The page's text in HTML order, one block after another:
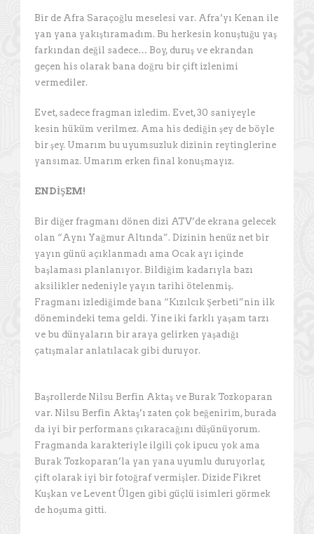
Bir de Afra Saraçoğlu meselesi var. Afra’yı Kenan ile
yan yana yakıştıramadım. Bu herkesin konuştuğu yaş
farkından değil sadece… Boy, duruş ve ekrandan
geçen his olarak bana doğru bir çift izlenimi
vermediler.
Evet, sadece fragman izledim. Evet, 30 saniyeyle
kesin hüküm verilmez. Ama his dediğin şey de böyle
bir şey. Umarım bu uyumsuzluk dizinin reytinglerine
yansımaz. Umarım erken final konuşmayız.
ENDİŞEM!
Bir diğer fragmanı dönen dizi ATV’de ekrana gelecek
olan “Aynı Yağmur Altında”. Dizinin henüz net bir
yayın günü açıklanmadı ama Ocak ayı içinde
başlaması planlanıyor. Bildiğim kadarıyla bazı
aksilikler nedeniyle yayın tarihi ötelenmiş.
Fragmanı izlediğimde bana “Kızılcık Şerbeti”nin ilk
dönemindeki tema geldi. Yine iki farklı yaşam tarzı
ve bu dünyaların bir araya gelirken yaşadığı
çatışmalar anlatılacak gibi duruyor.
Başrollerde Nilsu Berfin Aktaş ve Burak Tozkoparan
var. Nilsu Berfin Aktaş’ı zaten çok beğenirim, burada
da iyi bir performans çıkaracağını düşünüyorum.
Fragmanda karakteriyle ilgili çok ipucu yok ama
Burak Tozkoparan’la yan yana uyumlu duruyorlar,
çift olarak iyi bir fotoğraf vermişler. Dizide Fikret
Kuşkan ve Levent Ülgen gibi güçlü isimleri görmek
de hoşuma gitti.